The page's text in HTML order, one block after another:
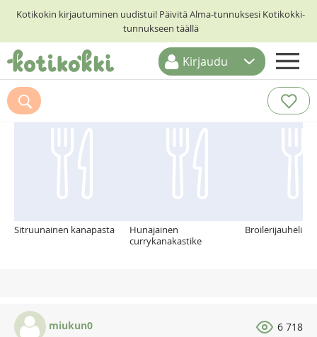
Kotikokin kirjautuminen uudistui! Päivitä Alma-tunnuksesi Kotikokki-
tunnukseen täällä
ETUSIVU
RESEPTIHAKU
Kirjaudu
Suosittelemme myös
Sitruunainen kanapasta
Hunajainen
currykanakastike
Broilerijauheliha
miukun0 6 718